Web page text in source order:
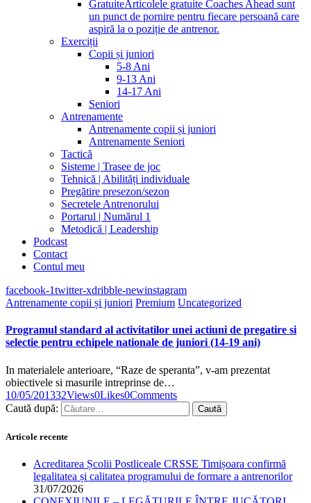
GratuiteArticolele gratuite Coaches Ahead sunt
un punct de pornire pentru fiecare persoană care
aspiră la o poziție de antrenor.
Exerciții
Copii și juniori
5-8 Ani
9-13 Ani
14-17 Ani
Seniori
Antrenamente
Antrenamente copii și juniori
Antrenamente Seniori
Tactică
Sisteme | Trasee de joc
Tehnică | Abilități individuale
Pregătire presezon/sezon
Secretele Antrenorului
Portarul | Numărul 1
Metodică | Leadership
Podcast
Contact
Contul meu
facebook-1twitter-xdribble-newinstagram
Antrenamente copii și juniori Premium Uncategorized
Programul standard al activitatilor unei actiuni de pregatire si
selectie pentru echipele nationale de juniori (14-19 ani)
In materialele anterioare, “Raze de speranta”, v-am prezentat
obiectivele si masurile intreprinse de…
10/05/201332Views0Likes0Comments
Caută după:
Articole recente
Acreditarea Școlii Postliceale CRSSE Timișoara confirmă
legalitatea și calitatea programului de formare a antrenorilor
31/07/2026